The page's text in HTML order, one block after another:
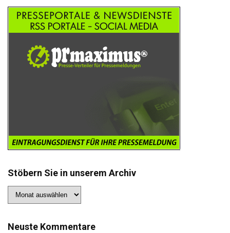
Stöbern Sie in unserem Archiv
Sie
Archiv
Neuste Kommentare